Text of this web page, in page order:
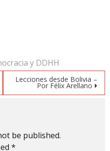
y DDHH
Lecciones desde Bolivia –
Por Félix Arellano
be published.
*